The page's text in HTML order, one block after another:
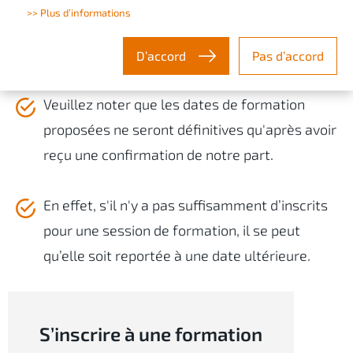
>> Plus d’informations
D’accord Pas d’accord
Vous avez la possibilité de vous inscrire sur cette
Veuillez noter que les dates de formation
proposées ne seront définitives qu'après avoir
reçu une confirmation de notre part.
En effet, s'il n'y a pas suffisamment d’inscrits
pour une session de formation, il se peut
qu’elle soit reportée à une date ultérieure.
S’inscrire à une formation